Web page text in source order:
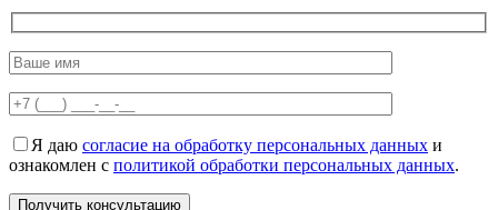
Я даю согласие на обработку персональных данных и
ознакомлен с политикой обработки персональных данных.